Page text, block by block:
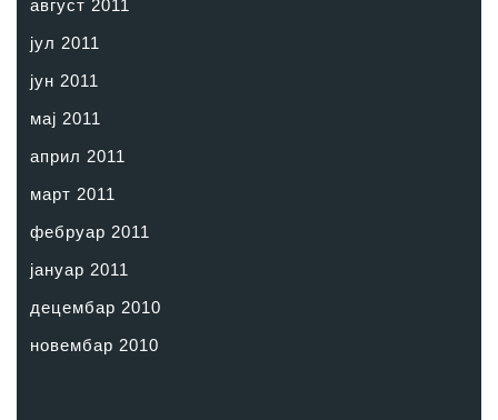
август 2011
јул 2011
јун 2011
мај 2011
април 2011
март 2011
фебруар 2011
јануар 2011
децембар 2010
новембар 2010